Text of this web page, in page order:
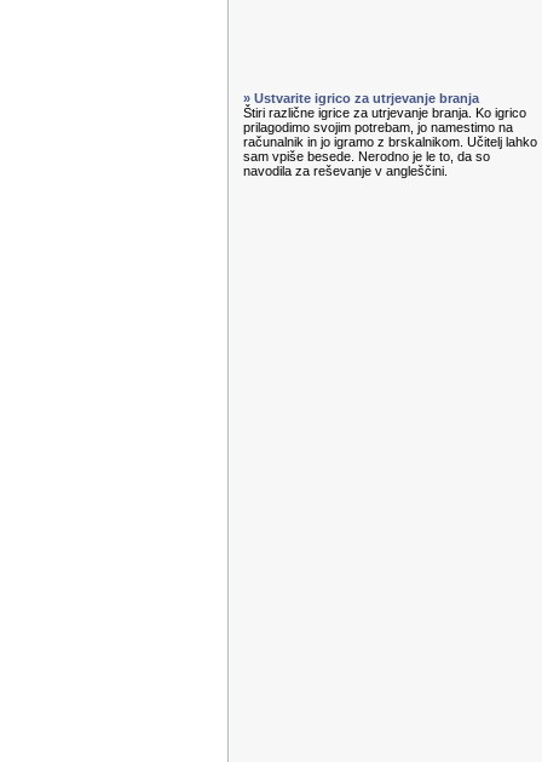
» Ustvarite igrico za utrjevanje branja
Štiri različne igrice za utrjevanje branja. Ko igrico
prilagodimo svojim potrebam, jo namestimo na
računalnik in jo igramo z brskalnikom. Učitelj lahko
sam vpiše besede. Nerodno je le to, da so
navodila za reševanje v angleščini.